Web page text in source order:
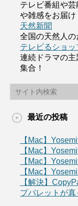
テレビ番組や
や雑感をお届け
天然新聞
全国の天然人の
テレビるショッ
連続ドラマの
集合！
最近の投稿
【Mac】
【Mac】
【Mac】
【Mac】
【解決】
プパレットが真